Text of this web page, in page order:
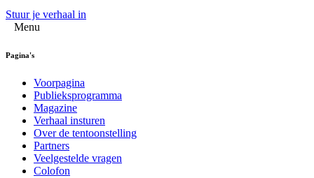
Stuur je verhaal in
Menu
Pagina's
Voorpagina
Publieksprogramma
Magazine
Verhaal insturen
Over de tentoonstelling
Partners
Veelgestelde vragen
Colofon